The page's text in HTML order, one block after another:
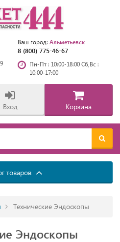
Ваш город: Альметьевск
8 (800) 775-46-67
Пн-Пт : 10:00-18:00 Сб,Вс :
10:00-17:00
Вход Корзина
товаров
Технические Эндоскопы
Эндоскопы